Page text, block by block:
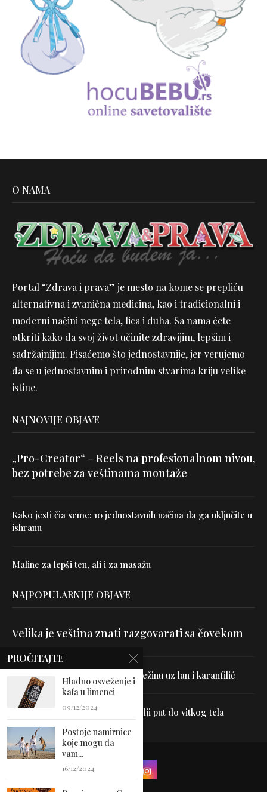
O NAMA
Portal “Zdrava i prava” je mesto na kome se prepliću
alternativna i zvanična medicina, kao i tradicionalni i
moderni načini nege tela, lica i duha. Sa nama ćete
otkriti kako da svoj život učinite zdravijim, lepšim i
sadržajnijim. Pisaćemo što jednostavnije, jer verujemo
da se u jednostavnim i prirodnim stvarima kriju velike
istine.
NAJNOVIJE OBJAVE
„Pro-Creator“ – Reels na profesionalnom nivou,
bez potrebe za veštinama montaže
Kako jesti čia seme: 10 jednostavnih načina da ga uključite u
ishranu
Maline za lepši ten, ali i za masažu
NAJPOPULARNIJE OBJAVE
Velika je veština znati razgovarati sa čovekom
Uništite parazite i normalizujte težinu uz lan i karanfilić
Dr Hajder: Akupunktura je najbolji put do vitkog tela
PROČITAJTE
Hladno osveženje i
kafa u limenci
09/12/2024
Postoje namirnice
koje mogu da
vam...
16/12/2024